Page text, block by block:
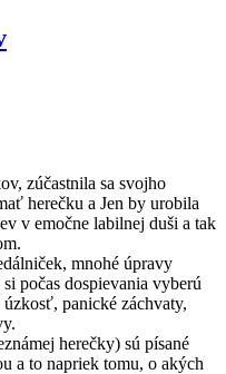
zúčastnila sa svojho
herečku a Jen by urobila
v emočne labilnej duši a tak
mnohé úpravy
počas dospievania vyberú
panické záchvaty,
herečky) sú písané
a to napriek tomu, o akých